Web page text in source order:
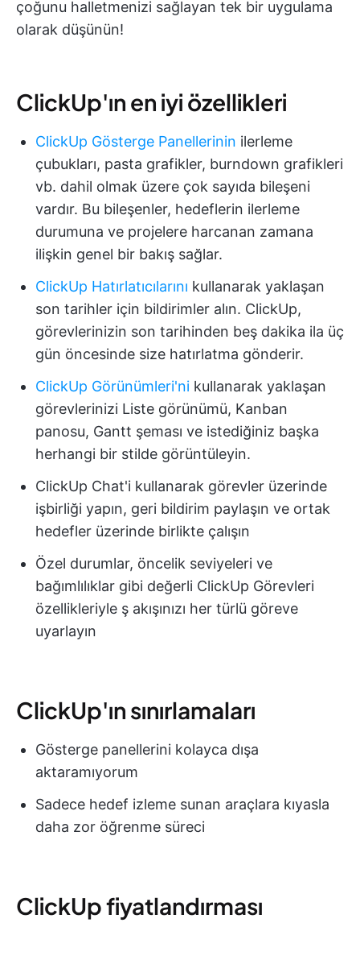
çoğunu halletmenizi sağlayan tek bir uygulama
olarak düşünün!
ClickUp'ın en iyi özellikleri
ClickUp Gösterge Panellerinin ilerleme
çubukları, pasta grafikler, burndown grafikleri
vb. dahil olmak üzere çok sayıda bileşeni
vardır. Bu bileşenler, hedeflerin ilerleme
durumuna ve projelere harcanan zamana
ilişkin genel bir bakış sağlar.
ClickUp Hatırlatıcılarını kullanarak yaklaşan
son tarihler için bildirimler alın. ClickUp,
görevlerinizin son tarihinden beş dakika ila üç
gün öncesinde size hatırlatma gönderir.
ClickUp Görünümleri'ni kullanarak yaklaşan
görevlerinizi Liste görünümü, Kanban
panosu, Gantt şeması ve istediğiniz başka
herhangi bir stilde görüntüleyin.
ClickUp Chat'i kullanarak görevler üzerinde
işbirliği yapın, geri bildirim paylaşın ve ortak
hedefler üzerinde birlikte çalışın
Özel durumlar, öncelik seviyeleri ve
bağımlılıklar gibi değerli ClickUp Görevleri
özellikleriyle ş akışınızı her türlü göreve
uyarlayın
ClickUp'ın sınırlamaları
Gösterge panellerini kolayca dışa
aktaramıyorum
Sadece hedef izleme sunan araçlara kıyasla
daha zor öğrenme süreci
ClickUp fiyatlandırması